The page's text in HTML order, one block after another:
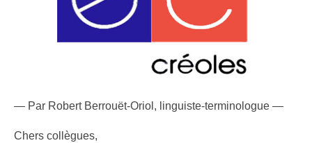
— Par Robert Berrouët-Oriol, linguiste-terminologue —
Chers collègues,